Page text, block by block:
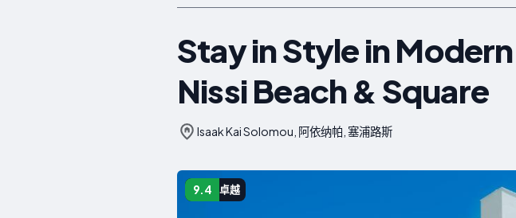
Stay in Style in
Nissi Beach & Square
Isaak Kai Solomou, 阿依纳帕, 塞浦路斯
9.4 卓越